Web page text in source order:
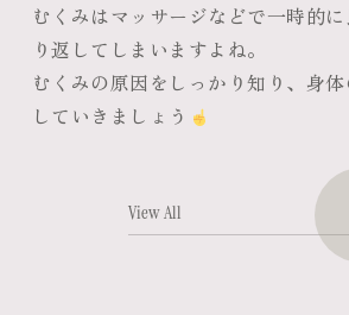
むくみはマッサージなどで一時的
り返してしまいますよね。
むくみの原因をしっかり知り、身
していきましょう
View All